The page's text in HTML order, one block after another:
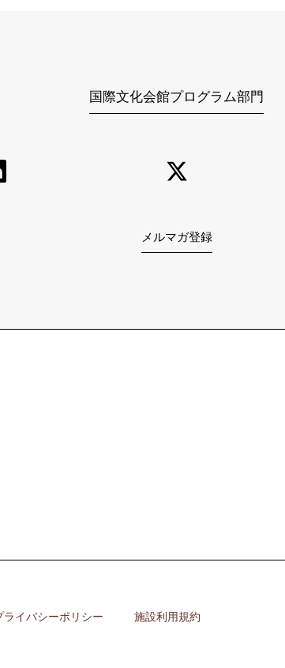
国際文化会館プログラム部門
メルマガ登録
ライバシーポリシー 施設利用規約